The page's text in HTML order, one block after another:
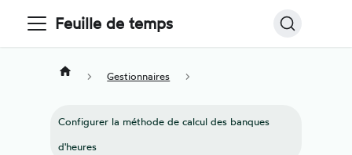
Feuille de temps
Gestionnaires
Configurer la méthode de calcul des banques
d'heures